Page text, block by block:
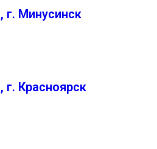
г. Минусинск
г. Красноярск